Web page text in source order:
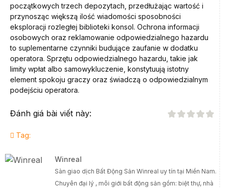
początkowych trzech depozytach, przedłużając wartość i
przynosząc większą ilość wiadomości sposobności
eksploracji rozległej biblioteki konsol. Ochrona informacji
osobowych oraz reklamowanie odpowiedzialnego hazardu
to suplementarne czynniki budujące zaufanie w dodatku
operatora. Sprzętu odpowiedzialnego hazardu, takie jak
limity wpłat albo samowykluczenie, konstytuują istotny
element spokoju graczy oraz świadczą o odpowiedzialnym
podejściu operatora.
Đánh giá bài viết này:
Tag:
Winreal
Sàn giao dịch Bất Động Sản Winreal uy tín tại Miền Nam.
Chuyên đại lý , môi giới bất động sản gồm: biệt thự, nhà